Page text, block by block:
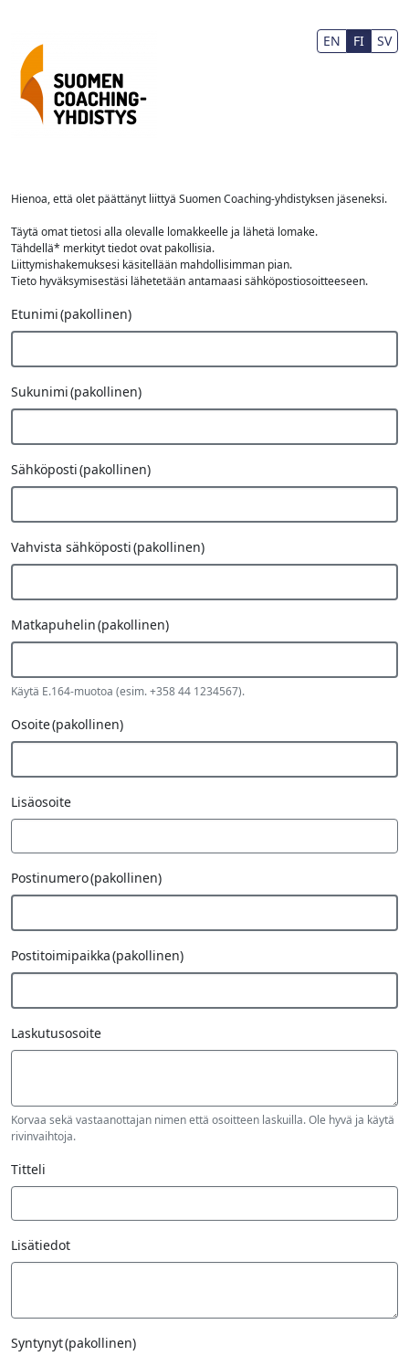
EN FI SV
Hienoa, että olet päättänyt liittyä Suomen Coaching-yhdistyksen jäseneksi.
Täytä omat tietosi alla olevalle lomakkeelle ja lähetä lomake.
Tähdellä* merkityt tiedot ovat pakollisia.
Liittymishakemuksesi käsitellään mahdollisimman pian.
Tieto hyväksymisestäsi lähetetään antamaasi sähköpostiosoitteeseen.
Etunimi(pakollinen)
Sukunimi(pakollinen)
Sähköposti(pakollinen)
Vahvista sähköposti(pakollinen)
Matkapuhelin(pakollinen)
Käytä E.164-muotoa (esim. +358 44 1234567).
Osoite(pakollinen)
Lisäosoite
Postinumero(pakollinen)
Postitoimipaikka(pakollinen)
Laskutusosoite
Korvaa sekä vastaanottajan nimen että osoitteen laskuilla. Ole hyvä ja käytä
rivinvaihtoja.
Titteli
Lisätiedot
Syntynyt(pakollinen)